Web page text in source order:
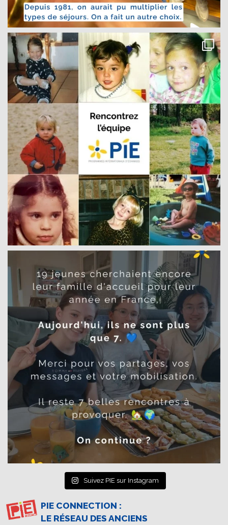
Suivez PIE sur Instagram
PIE CONNECTION :
LE RÉSEAU DES ANCIENS